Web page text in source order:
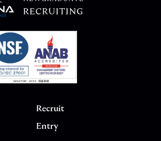
Recruit
Entry